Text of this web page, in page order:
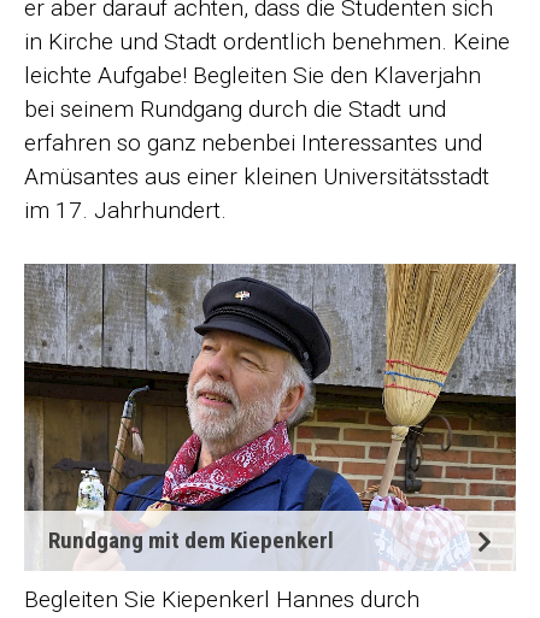
er aber darauf achten, dass die Studenten sich
in Kirche und Stadt ordentlich benehmen. Keine
leichte Aufgabe! Begleiten Sie den Klaverjahn
bei seinem Rundgang durch die Stadt und
erfahren so ganz nebenbei Interessantes und
Amüsantes aus einer kleinen Universitätsstadt
im 17. Jahrhundert.
Rundgang mit dem Kiepenkerl
Begleiten Sie Kiepenkerl Hannes durch